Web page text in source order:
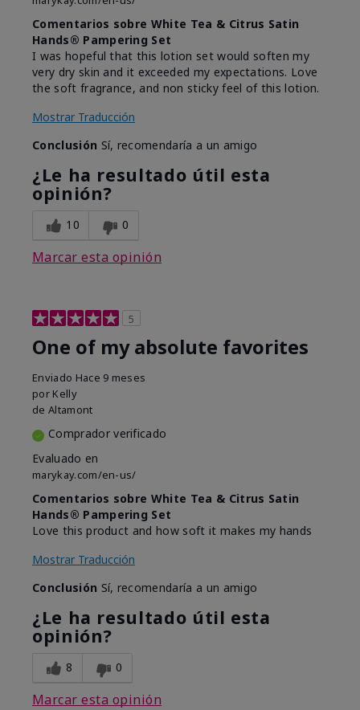
Comentarios sobre White Tea & Citrus Satin
Hands® Pampering Set
I was hopeful that this lotion set would soften my
very dry skin and it exceeded my expectations. Love
the soft fragrance, and non sticky feel of this lotion.
Mostrar Traducción
Conclusión Sí, recomendaría a un amigo
¿Le ha resultado útil esta
opinión?
10 0
Marcar esta opinión
5
One of my absolute favorites
Enviado Hace 9 meses
por Kelly
de Altamont
Comprador verificado
Evaluado en
marykay.com/en-us/
Comentarios sobre White Tea & Citrus Satin
Hands® Pampering Set
Love this product and how soft it makes my hands
Mostrar Traducción
Conclusión Sí, recomendaría a un amigo
¿Le ha resultado útil esta
opinión?
8 0
Marcar esta opinión